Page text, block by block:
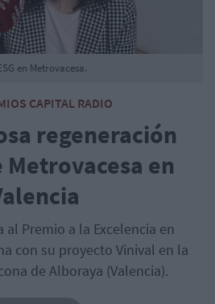
CAPITAL RADIO
regeneración
en
al Premio a la Excelencia en
con su proyecto Vinival en la
de Alboraya (Valencia).
en Metrovacesa.